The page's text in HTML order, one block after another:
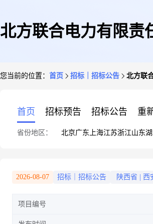
北方联合电力有限责
您当前的位置： 首页 招标｜招标公告 北方联
首页 招标预告 招标公告 重
省份地区： 北京广东 上海江苏浙江山东
2026-08-07 招标｜招标公告 陕西省 西
项目编号